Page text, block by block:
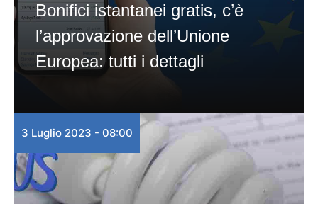
Bonifici istantanei gratis, c’è
l’approvazione dell’Unione
Europea: tutti i dettagli
3 Luglio 2023 - 08:00